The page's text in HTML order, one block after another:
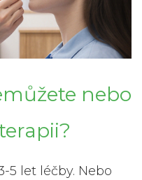
nebo
5 let léčby. Nebo